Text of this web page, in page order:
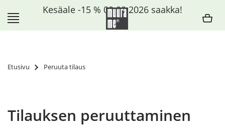
sisältöön
Etusivu Peruuta tilaus
Tilauksen peruuttaminen
Kesäale -15 % 09.08.2026 saakka!